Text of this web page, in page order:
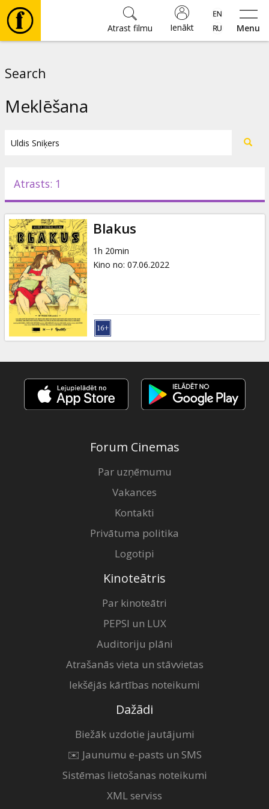
Menu
Ienākt
Atrast filmu
Pasākumi
Ziņas
Dāvanu
kartes
Uzkodas
B2B
Kino
Klubs
Search
Meklēšana
Atrasts: 1
Blakus
1h 20min
Kino no: 07.06.2022
Forum Cinemas
Par uzņēmumu
Vakances
Kontakti
Privātuma politika
Logotipi
Kinoteātris
Par kinoteātri
PEPSI un LUX
Auditoriju plāni
Atrašanās vieta un stāvvietas
Iekšējās kārtības noteikumi
Dažādi
Biežāk uzdotie jautājumi
✉️ Jaunumu e-pasts un SMS
Sistēmas lietošanas noteikumi
XML serviss